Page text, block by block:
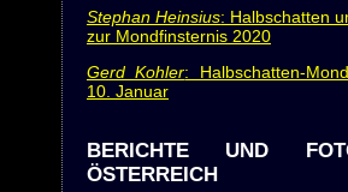
Stephan Heinsius: Halbschatten
zur Mondfinsternis 2020
Gerd Kohler: Halbschatten-
10. Januar
BERICHTE UND
ÖSTERREICH